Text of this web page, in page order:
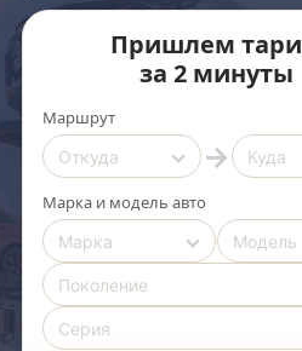
Пришлем
за 2 минуты
Маршрут
→
Марка и модель авто